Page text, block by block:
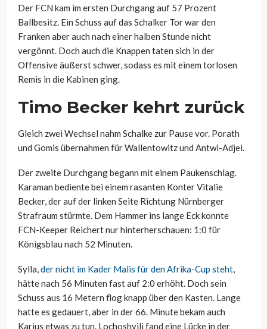
Der FCN kam im ersten Durchgang auf 57 Prozent
Ballbesitz. Ein Schuss auf das Schalker Tor war den
Franken aber auch nach einer halben Stunde nicht
vergönnt. Doch auch die Knappen taten sich in der
Offensive äußerst schwer, sodass es mit einem torlosen
Remis in die Kabinen ging.
Timo Becker kehrt zurück
Gleich zwei Wechsel nahm Schalke zur Pause vor. Porath
und Gomis übernahmen für Wallentowitz und Antwi-Adjei.
Der zweite Durchgang begann mit einem Paukenschlag.
Karaman bediente bei einem rasanten Konter Vitalie
Becker, der auf der linken Seite Richtung Nürnberger
Strafraum stürmte. Dem Hammer ins lange Eck konnte
FCN-Keeper Reichert nur hinterherschauen: 1:0 für
Königsblau nach 52 Minuten.
Sylla,der nicht im Kader Malis für den Afrika-Cup steht,
hätte nach 56 Minuten fast auf 2:0 erhöht. Doch sein
Schuss aus 16 Metern flog knapp über den Kasten. Lange
hatte es gedauert, aber in der 66. Minute bekam auch
Karius etwas zu tun. Lochoshvili fand eine Lücke in der